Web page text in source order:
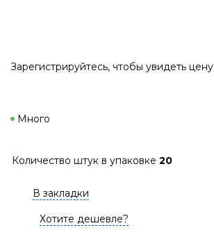
Зарегистрируйтесь, чтобы увидеть цену
Много
Количество штук в упаковке 20
В закладки
Хотите дешевле?